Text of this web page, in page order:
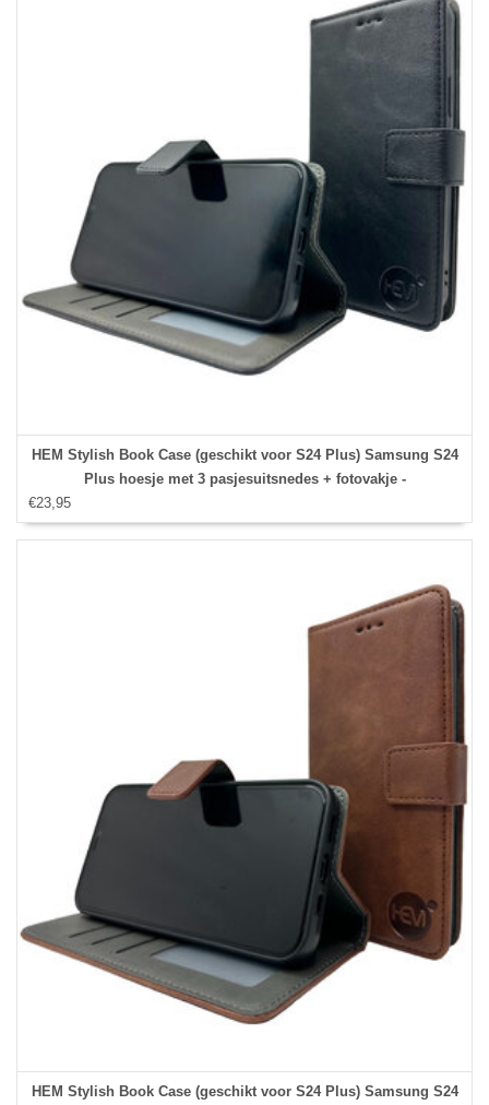
HEM Stylish Book Case (geschikt voor S24 Plus) Samsung S24
Plus hoesje met 3 pasjesuitsnedes + fotovakje -
€23,95
HEM Stylish Book Case (geschikt voor S24 Plus) Samsung S24